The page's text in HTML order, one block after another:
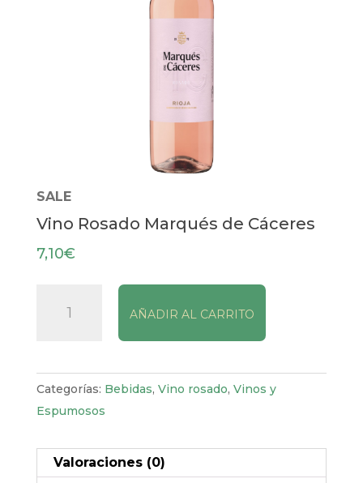
SALE
Vino Rosado Marqués de Cáceres
7,10€
Rosado
Cáceres
cantidad
AÑADIR AL CARRITO
Categorías: Bebidas, Vino rosado, Vinos y
Espumosos
Valoraciones (0)